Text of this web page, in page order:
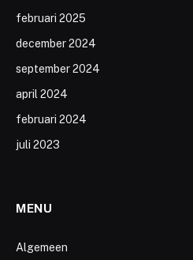
februari 2025
december 2024
september 2024
april 2024
februari 2024
juli 2023
MENU
Algemeen